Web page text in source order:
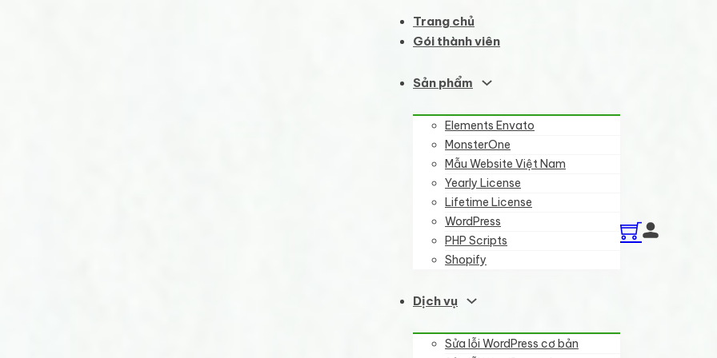
Trang chủ
Gói thành viên
Sản phẩm
Elements Envato
MonsterOne
Mẫu Website Việt Nam
Yearly License
Lifetime License
WordPress
PHP Scripts
Shopify
Dịch vụ
Sửa lỗi WordPress cơ bản